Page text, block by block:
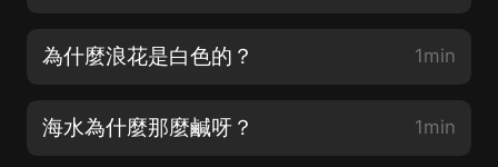
為什麼浪花是白色的？ 1min
海水為什麼那麼鹹呀？ 1min